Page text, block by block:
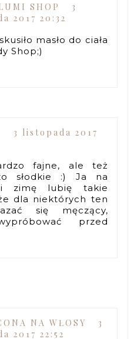
SHOP
3
2017 20:32
masło do ciała
Shop;)
3 listopada 2017
fajne, ale też
słodkie :) Ja na
zimę lubię takie
dla niektórych ten
się męczący,
przed
NA WŁOSY
3
2017 22:52